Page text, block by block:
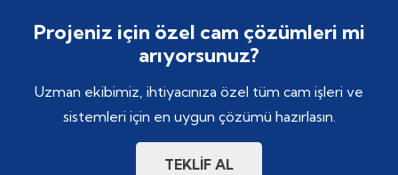
Projeniz için özel cam çözümleri mi
arıyorsunuz?
Uzman ekibimiz, ihtiyacınıza özel tüm cam işleri ve
sistemleri için en uygun çözümü hazırlasın.
TEKLİF AL